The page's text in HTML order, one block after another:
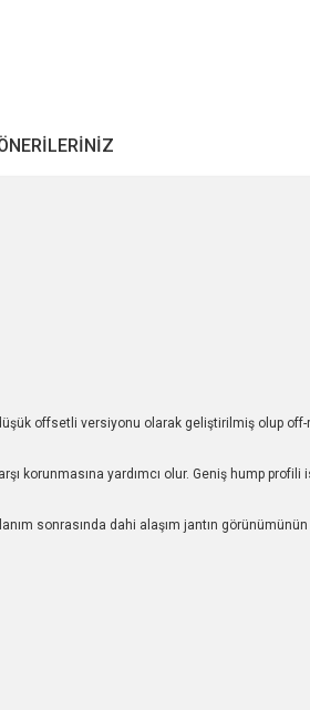
offsetli versiyonu olarak geliştirilmiş olup
korunmasına yardımcı olur. Geniş hump
sonrasında dahi alaşım jantın görünümünün